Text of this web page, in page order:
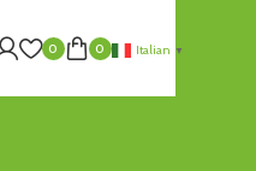
0 0 Italian ▼